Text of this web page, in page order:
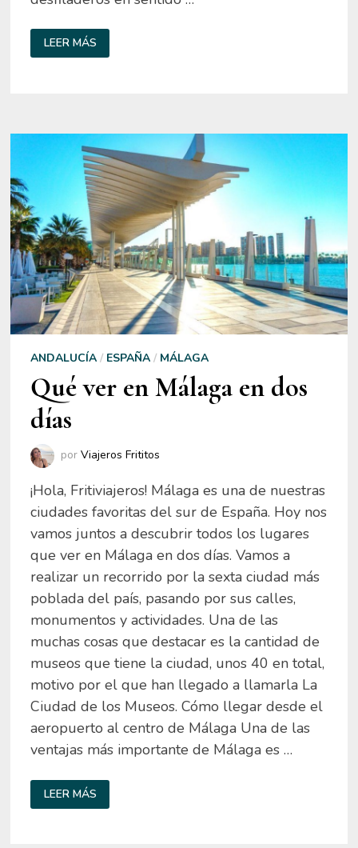
EXCURSIÓN
AL
CAMINITO
LEER MÁS
ANDALUCÍA/ ESPAÑA/ MÁLAGA
Qué ver en Málaga en dos
días
por Viajeros Frititos
¡Hola, Fritiviajeros! Málaga es una de nuestras
ciudades favoritas del sur de España. Hoy nos
vamos juntos a descubrir todos los lugares
que ver en Málaga en dos días. Vamos a
realizar un recorrido por la sexta ciudad más
poblada del país, pasando por sus calles,
monumentos y actividades. Una de las
muchas cosas que destacar es la cantidad de
museos que tiene la ciudad, unos 40 en total,
motivo por el que han llegado a llamarla La
Ciudad de los Museos. Cómo llegar desde el
aeropuerto al centro de Málaga Una de las
ventajas más importante de Málaga es …
QUÉ
VER
EN
LEER MÁS